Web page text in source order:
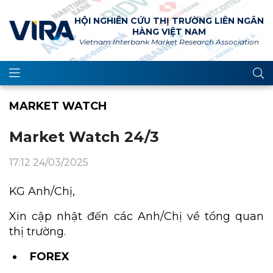
HỘI NGHIÊN CỨU THỊ TRƯỜNG LIÊN NGÂN
HÀNG VIỆT NAM
Vietnam Interbank Market Research Association
MARKET WATCH
Market Watch 24/3
17:12 24/03/2025
KG Anh/Chị,
Xin cập nhật đến các Anh/Chị về tổng quan
thị trường.
FOREX